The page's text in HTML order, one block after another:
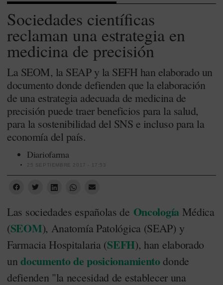
Sociedades científicas
reclaman una estrategia en
medicina de precisión
La SEOM, la SEAP y la SEFH han elaborado un
documento donde defienden que la elaboración
de una estrategia adecuada de medicina de
precisión puede traer beneficios para la salud,
para la sostenibilidad del SNS e incluso para la
economía del país.
Diariofarma
25 SEPTIEMBRE 2017 - 17:53
Las sociedades españolas de OncologíaMédica
(SEOM), Anatomía Patológica (SEAP) y
Farmacia Hospitalaria (SEFH), han elaborado
undocumento de posicionamientodonde
defienden "la necesidad de establecer una